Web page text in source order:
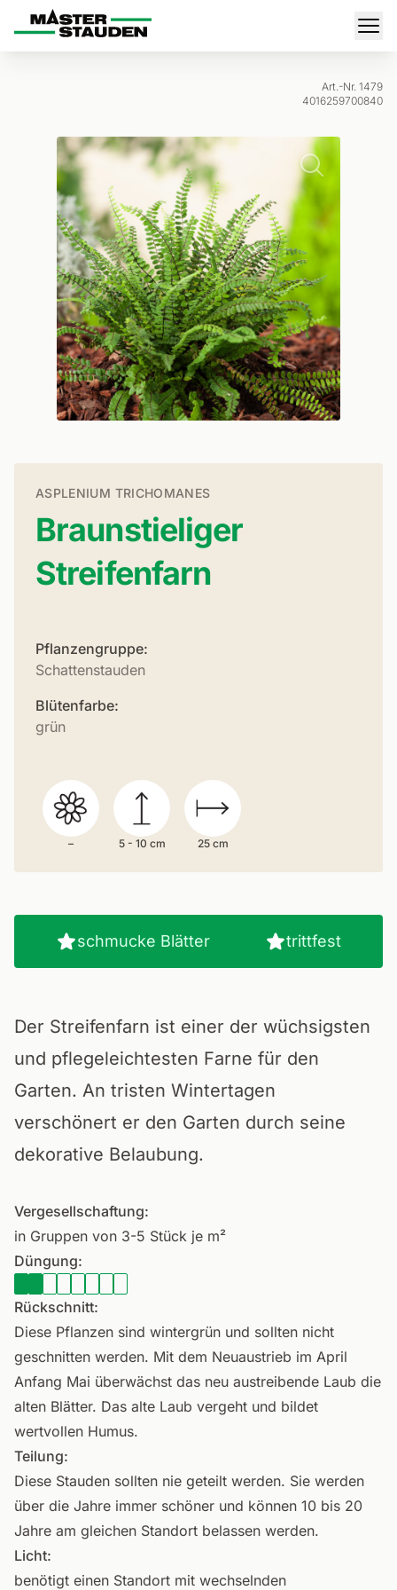
Master-Stauden
Art.-Nr. 1479
4016259700840
ASPLENIUM TRICHOMANES
Braunstieliger
Streifenfarn
Pflanzengruppe:
Schattenstauden
Blütenfarbe:
grün
– 5 - 10 cm 25 cm
schmucke Blätter trittfest
Der Streifenfarn ist einer der wüchsigsten
und pflegeleichtesten Farne für den
Garten. An tristen Wintertagen
verschönert er den Garten durch seine
dekorative Belaubung.
Vergesellschaftung:
in Gruppen von 3-5 Stück je m²
Düngung:
Rückschnitt:
Diese Pflanzen sind wintergrün und sollten nicht
geschnitten werden. Mit dem Neuaustrieb im April
Anfang Mai überwächst das neu austreibende Laub die
alten Blätter. Das alte Laub vergeht und bildet
wertvollen Humus.
Teilung:
Diese Stauden sollten nie geteilt werden. Sie werden
über die Jahre immer schöner und können 10 bis 20
Jahre am gleichen Standort belassen werden.
Licht:
benötigt einen Standort mit wechselnden